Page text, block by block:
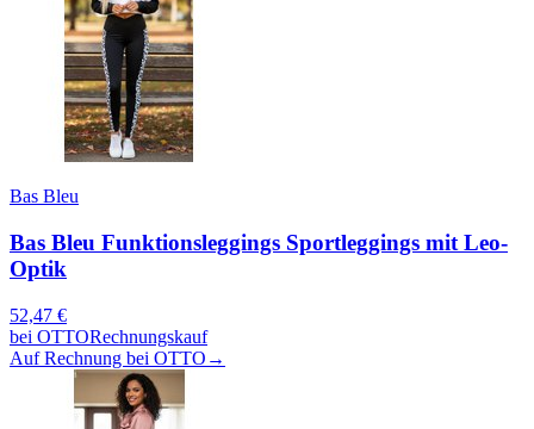
Bas Bleu
Bas Bleu Funktionsleggings Sportleggings mit Leo-
Optik
52,47 €
bei OTTORechnungskauf
Auf Rechnung bei OTTO →